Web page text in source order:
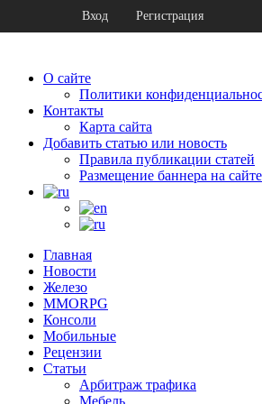
О сайте
Политики
Контакты
Карта сайта
Добавить статью или новость
Правила публикации статей
Размещение баннера на сайте
Главная
Новости
Железо
MMORPG
Консоли
Мобильные
Рецензии
Статьи
Арбитраж трафика
Мебель
Вход Регистрация